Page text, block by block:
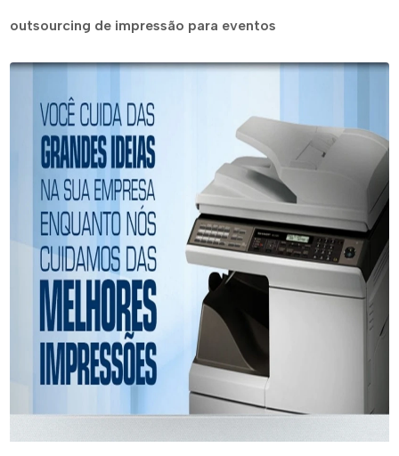
outsourcing de impressão para eventos